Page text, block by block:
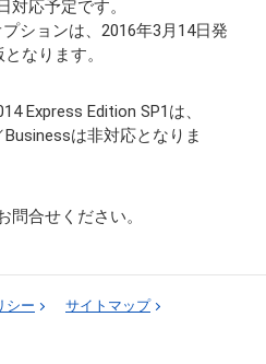
対応予定です。
ションは、2016年3月14日発
なります。
Express Edition SP1は、
は非対応となりま
問合せください。
シー サイトマップ